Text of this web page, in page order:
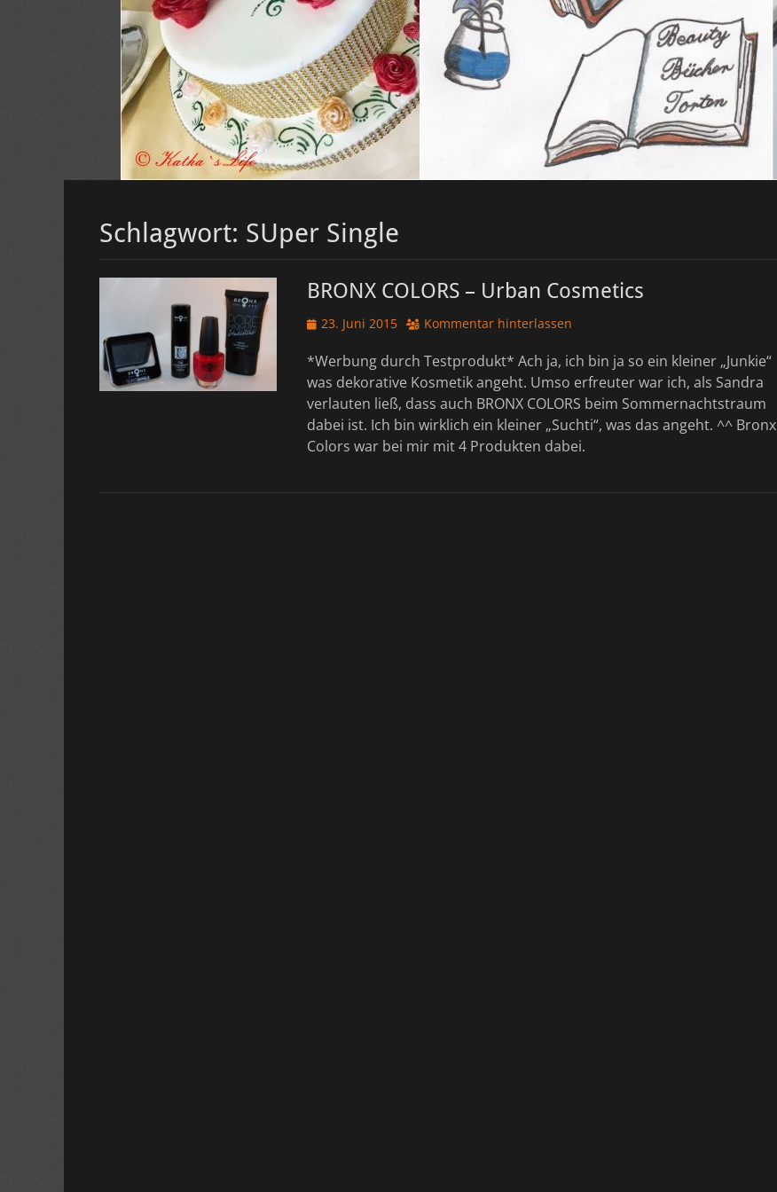
Schlagwort: SUper Single
BRONX COLORS – Urban Cosmetics
Veröffentlicht
23. Juni 2015 Kommentar hinterlassen
*Werbung durch Testprodukt* Ach ja, ich bin ja so ein kleiner „Junkie“
was dekorative Kosmetik angeht. Umso erfreuter war ich, als Sandra
verlauten ließ, dass auch BRONX COLORS beim Sommernachtstraum
dabei ist. Ich bin wirklich ein kleiner „Suchti“, was das angeht. ^^ Bronx
Colors war bei mir mit 4 Produkten dabei.